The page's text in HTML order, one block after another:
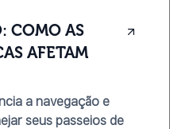
COMO AS
AFETAM
a navegação e
seus passeios de